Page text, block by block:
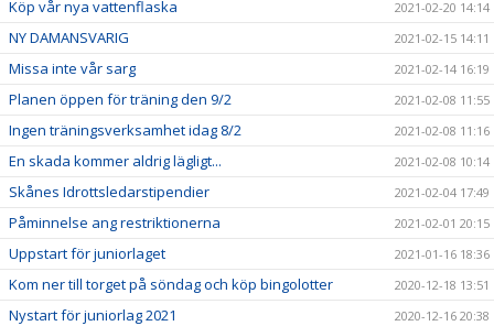
Köp vår nya vattenflaska 2021-02-20 14:14
NY DAMANSVARIG 2021-02-15 14:11
Missa inte vår sarg 2021-02-14 16:19
Planen öppen för träning den 9/2 2021-02-08 11:55
Ingen träningsverksamhet idag 8/2 2021-02-08 11:16
En skada kommer aldrig lägligt... 2021-02-08 10:14
Skånes Idrottsledarstipendier 2021-02-04 17:49
Påminnelse ang restriktionerna 2021-02-01 20:15
Uppstart för juniorlaget 2021-01-16 18:36
Kom ner till torget på söndag och köp bingolotter 2020-12-18 13:51
Nystart för juniorlag 2021 2020-12-16 20:38